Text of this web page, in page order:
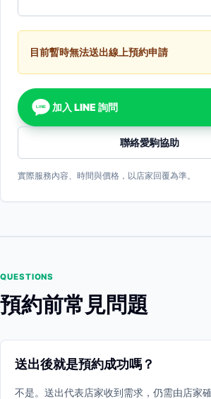
目前暫時無法送出線上預約申請
LINE 加入 LINE 詢問
聯絡愛駒協助
實際服務內容、時間與價格，以店家回覆為準。
QUESTIONS
預約前常見問題
送出後就是預約成功嗎？
不是。送出代表店家收到需求，仍需由店家